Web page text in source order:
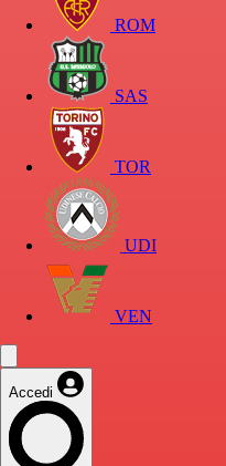
ROM
SAS
TOR
UDI
VEN
Accedi